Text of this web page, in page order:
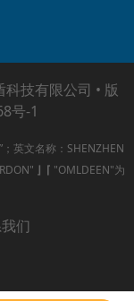
技有限公司 • 版
号-1
英文名称：SHENZHEN
⌋ ⌈ "OMLDEEN"为
们